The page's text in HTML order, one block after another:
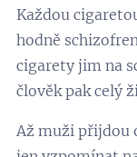
Každou
hodně
cigarety jim na
člověk pak celý
Až muži přijdou